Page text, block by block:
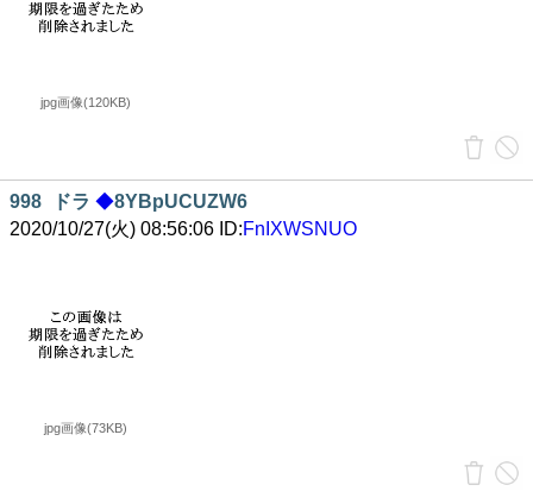
jpg画像(120KB)
998 ドラ ◆8YBpUCUZW6
2020/10/27(火) 08:56:06 ID:FnIXWSNUO
jpg画像(73KB)